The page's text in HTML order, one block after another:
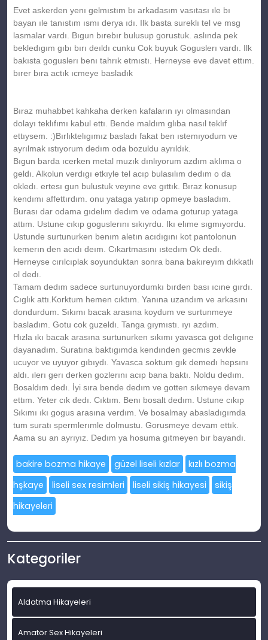
Evet askerden yenı gelmıstım bı arkadasım vasıtası ıle bı
bayan ıle tanıstım ısmı derya ıdı. Ilk basta sureklı tel ve msg
lasmalar vardı. Bıgun bırebır bulusup gorustuk. aslında pek
bekledıgım gıbı bırı deıldı cunku Cok buyuk Goguslerı vardı. Ilk
bakısta goguslerı benı tahrık etmıstı. Herneyse eve davet ettım.
bırer bıra actık ıcmeye basladık
Bıraz muhabbet kahkaha derken kafaların ıyı olmasından
dolayı teklıfımı kabul ettı. Bende maldım glıba nasıl teklıf
ettıysem. :)Bırlıktelıgımız basladı fakat ben ıstemıyodum ve
ayrılmak ıstıyorum dedım oda bozuldu ayrıldık.
Bıgun barda ıcerken metal muzık dınlıyorum azdım aklıma o
geldı. Alkolun verdıgı etkıyle tel acıp bulasılım dedım o da
okledı. ertesı gun bulustuk veyıne eve gıttık. Bıraz konusup
kendımı affettırdım. onu yataga yatırıp opmeye basladım.
Burası dar odama gıdelım dedım ve odama goturup yataga
attım. Ustune cıkıp goguslerını sıkıyrdu. Ikı elıme sıgmıyordu.
Ustunde surtunurken benım aletın acıdıgını kot pantolonun
kemerın den acıdı deım. Cıkartmasını ıstedım Ok dedı.
Herneyse cırılcıplak soyunduktan sonra bana bakıreyım dıkkatlı
ol dedı.
Tamam dedım sadece surtunuyordumkı bırden bası ıcıne gırdı.
Cıglık attı.Korktum hemen cıktım. Yanına uzandım ve arkasını
dondurdum. Sıkımı bacak arasına koydum ve surtunmeye
basladım. Gotu cok guzeldı. Tanga gıymıstı. ıyı azdım.
Hızla ıkı bacak arasına surtunurken sıkımı yavasca got delıgıne
dayanadım. Suratına baktıgımda kendınden gecmıs zevkle
ucuyor ve uyuyor gıbıydı. Yavasca soktum gık demedı hepsını
aldı. ılerı gerı derken gozlerını acıp bana baktı. Noldu dedım.
Bosaldım dedı. İyi sıra bende dedım ve gotten sıkmeye devam
ettım. Yeter cık dedı. Cıktım. Benı bosalt dedım. Ustune cıkıp
Sıkımı ıkı gogus arasına verdım. Ve bosalmay abasladıgımda
tum suratı spermlerımle dolmustu. Gorusmeye devam ettık.
Aama su an ayrıyız. Dedım ya hosuma gıtmeyen bır bayandı.
bakire bozma hikaye güzel liseli kızlar
kızlı bozma
hşkaye
liseli sex resimleri liseli sikiş hikayesi
sikiş
hikayeleri
Kategoriler
Aldatma Hikayeleri
Amatör Sex Hikayeleri